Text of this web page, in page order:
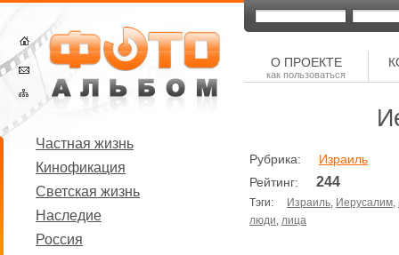
Частная жизнь
Кинофикация
Светская жизнь
Наследие
Россия
О ПРОЕКТЕ
как пользоваться
Рубрика: Израиль
Рейтинг: 244
Тэги: Израиль, Иерусалим,
люди, лица